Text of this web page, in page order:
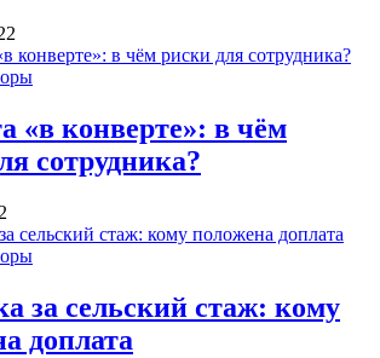
«в конверте»: в чём
сотрудника?
за сельский стаж: кому
доплата